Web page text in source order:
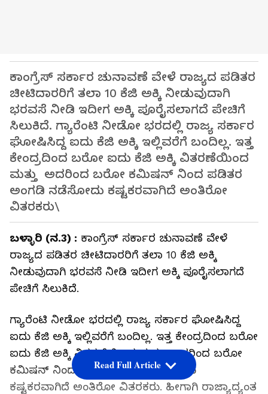
ಕಾಂಗ್ರೆಸ್‌ ಸರ್ಕಾರ ಚುನಾವಣೆ ವೇಳೆ ರಾಜ್ಯದ ಪಡಿತರ
ಚೀಟಿದಾರರಿಗೆ ತಲಾ 10 ಕೆಜಿ ಅಕ್ಕಿ ನೀಡುವುದಾಗಿ
ಭರವಸೆ ನೀಡಿ ಇದೀಗ ಅಕ್ಕಿ ಪೂರೈಸಲಾಗದೆ ಪೇಚಿಗೆ
ಸಿಲುಕಿದೆ. ಗ್ಯಾರೆಂಟಿ ನೀಡೋ ಭರದಲ್ಲಿ ರಾಜ್ಯ ಸರ್ಕಾರ
ಘೋಷಿಸಿದ್ದ ಐದು ಕೆಜಿ ಅಕ್ಕಿ ಇಲ್ಲಿವರೆಗೆ ಬಂದಿಲ್ಲ. ಇತ್ತ
ಕೇಂದ್ರದಿಂದ ಬರೋ ಐದು ಕೆಜಿ ಅಕ್ಕಿ ವಿತರಣೆಯಿಂದ
ಮತ್ತು ಅದರಿಂದ ಬರೋ ಕಮಿಷನ್ ನಿಂದ ಪಡಿತರ
ಅಂಗಡಿ ನಡೆಸೋದು ಕಷ್ಟಕರವಾಗಿದೆ ಅಂತಿರೋ
ವಿತರಕರು\
ಬಳ್ಳಾರಿ (ನ.3) : ಕಾಂಗ್ರೆಸ್‌ ಸರ್ಕಾರ ಚುನಾವಣೆ ವೇಳೆ
ರಾಜ್ಯದ ಪಡಿತರ ಚೀಟಿದಾರರಿಗೆ ತಲಾ 10 ಕೆಜಿ ಅಕ್ಕಿ
ನೀಡುವುದಾಗಿ ಭರವಸೆ ನೀಡಿ ಇದೀಗ ಅಕ್ಕಿ ಪೂರೈಸಲಾಗದೆ
ಪೇಚಿಗೆ ಸಿಲುಕಿದೆ.
ಗ್ಯಾರೆಂಟಿ ನೀಡೋ ಭರದಲ್ಲಿ ರಾಜ್ಯ ಸರ್ಕಾರ ಘೋಷಿಸಿದ್ದ
ಐದು ಕೆಜಿ ಅಕ್ಕಿ ಇಲ್ಲಿವರೆಗೆ ಬಂದಿಲ್ಲ. ಇತ್ತ ಕೇಂದ್ರದಿಂದ ಬರೋ
ಐದು ಕೆಜಿ ಅಕ್ಕಿ ವಿತರಣೆಯಿಂದ ಮತ್ತು ಅದರಿಂದ ಬರೋ
ಕಮಿಷನ್ ನಿಂದ ಪಡಿತರ ಅಂಗಡಿ ನಡೆಸೋದು
ಕಷ್ಟಕರವಾಗಿದೆ ಅಂತಿರೋ ವಿತರಕರು. ಹೀಗಾಗಿ ರಾಜ್ಯಾದ್ಯಂತ
Read Full Article